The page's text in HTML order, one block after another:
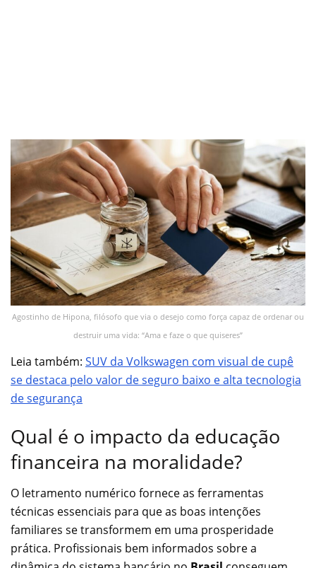
Agostinho de Hipona, filósofo que via o desejo como força capaz de ordenar ou
destruir uma vida: “Ama e faze o que quiseres”
Leia também: SUV da Volkswagen com visual de cupê
se destaca pelo valor de seguro baixo e alta tecnologia
de segurança
Qual é o impacto da educação
financeira na moralidade?
O letramento numérico fornece as ferramentas
técnicas essenciais para que as boas intenções
familiares se transformem em uma prosperidade
prática. Profissionais bem informados sobre a